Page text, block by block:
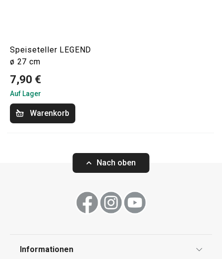
Speiseteller LEGEND
ø 27 cm
7,90 €
Auf Lager
Warenkorb
Nach oben
Informationen